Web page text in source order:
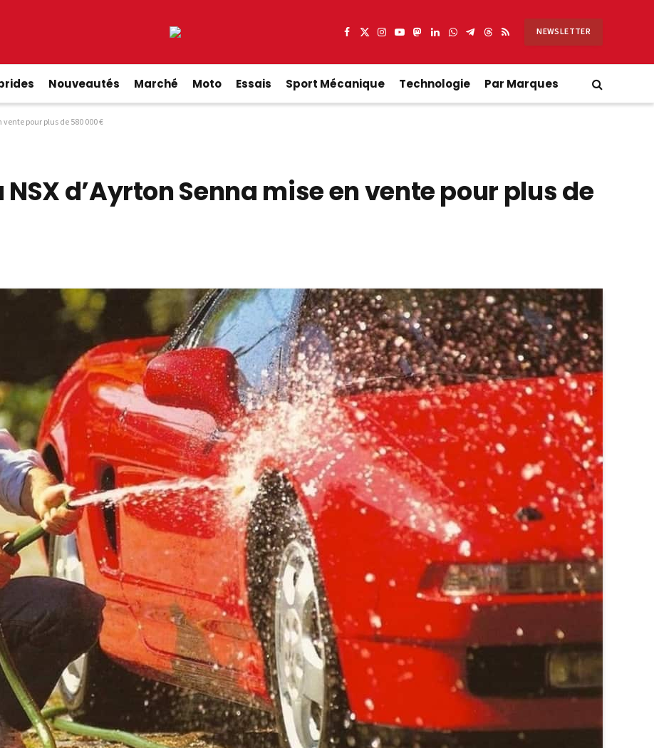
Facebook
X
Instagram
YouTubeMastodon
LinkedInWhatsApp
Partager
Telegram
Threads
RSS NEWSLETTER
Nouveautés Marché Moto Essais Sport Mécanique Technologie Par Marques
pour plus de 580 000 €
d’Ayrton Senna mise en vente pour plus de